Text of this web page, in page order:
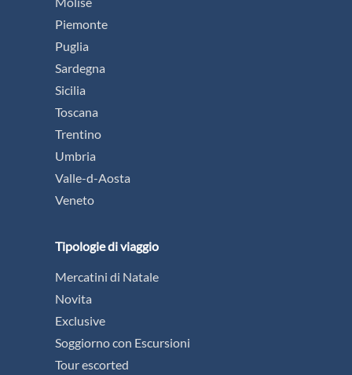
Piemonte
Puglia
Sardegna
Sicilia
Toscana
Trentino
Umbria
Valle-d-Aosta
Veneto
Tipologie di viaggio
Mercatini di Natale
Novita
Exclusive
Soggiorno con Escursioni
Tour escorted